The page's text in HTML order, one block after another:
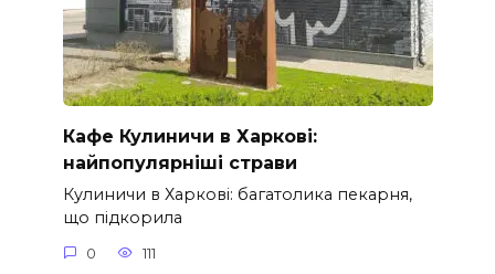
Кафе Кулиничи в Харкові:
найпопулярніші страви
Кулиничи в Харкові: багатолика пекарня,
що підкорила
0 111